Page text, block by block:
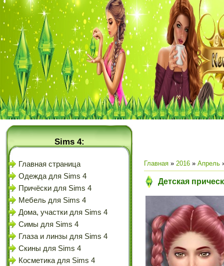
Sims 4:
Главная страница
Одежда для Sims 4
Причёски для Sims 4
Мебель для Sims 4
Дома, участки для Sims 4
Симы для Sims 4
Глаза и линзы для Sims 4
Скины для Sims 4
Косметика для Sims 4
Главная » 2016 » Апрель
Детская